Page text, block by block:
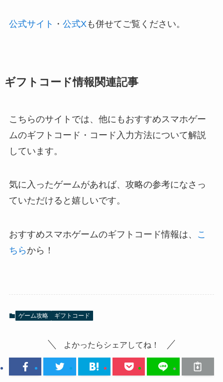
公式サイト ・ 公式X も併せてご覧ください。
ギフトコード情報関連記事
こちらのサイトでは、他にもおすすめスマホゲー
ムのギフトコード・コード入力方法について解説
しています。
気に入ったゲームがあれば、攻略の参考になさっ
ていただけると嬉しいです。
おすすめスマホゲームのギフトコード情報は、
こ
ちら から！
ゲーム攻略 ギフトコード
よかったらシェアしてね！